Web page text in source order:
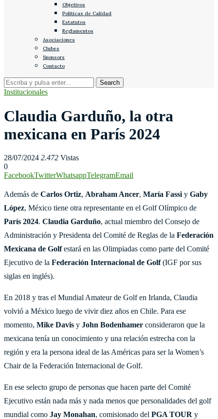
Objetivos
Políticas de Calidad
Estatutos
Reglamentos
Asociaciones
Clubes
Sponsors
Contacto
Institucionales
Claudia Garduño, la otra
mexicana en París 2024
28/07/2024 2.472 Vistas
0
FacebookTwitterWhatsappTelegramEmail
Además de Carlos Ortiz, Abraham Ancer, María Fassi y Gaby
López, México tiene otra representante en el Golf Olímpico de
París 2024. Claudia Garduño, actual miembro del Consejo de
Administración y Presidenta del Comité de Reglas de la Federación
Mexicana de Golfestará en las Olimpiadas como parte del Comité
Ejecutivo de la Federación Internacional de Golf(IGF por sus
siglas en inglés).
En 2018 y tras el Mundial Amateur de Golf en Irlanda, Claudia
volvió a México luego de vivir diez años en Chile. Para ese
momento, Mike Davis y John Bodenhamer consideraron que la
mexicana tenía un conocimiento y una relación estrecha con la
región y era la persona ideal de las Américas para ser la Women’s
Chair de la Federación Internacional de Golf.
En ese selecto grupo de personas que hacen parte del Comité
Ejecutivo están nada más y nada menos que personalidades del golf
mundial como Jay Monahan, comisionado del PGA TOUR y